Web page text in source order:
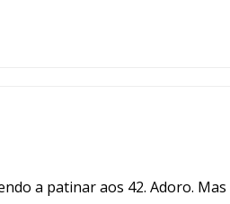
a patinar aos 42. Adoro.